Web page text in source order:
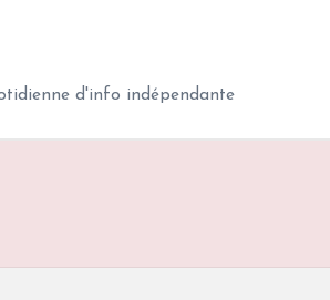
d'info indépendante